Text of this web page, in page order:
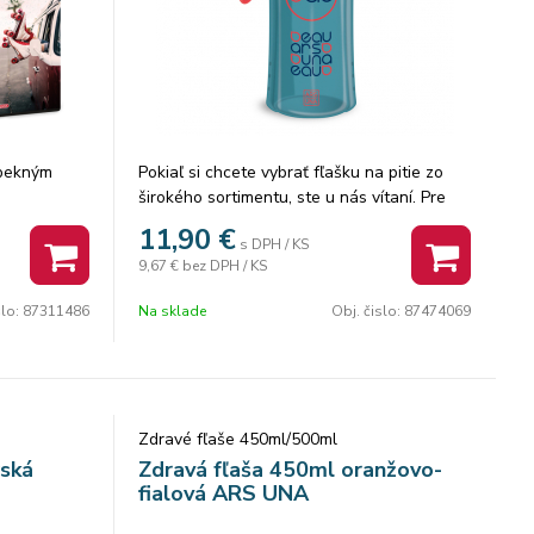
87311486
Pokiaľ si chcete vybrať fľašku na pitie zo
širokého sortimentu, ste u nás vítaní. Pre
malé deti, či školákov je pripravený výber z
množstva dizajnov, najjednoduchším
zatváraním fliaš a vyrobených zo 100 %
Fľaše Ars Una sú vysokej kvality a ich
Fľaše Ars Una sú vyrobené z plastu bez
BPA , takže sú úplne bezpečné, pretože z
materiálu fľaše sa nemôžu rozpúšťať žiadne
11,90 € s DPH / KS
9,67 € bez DPH / KS
Na sklade Obj. čislo: 87474069
Zdravé fľaše 450ml/500ml
Zdravá fľaša 450ml oranžovo-
fialová ARS UNA